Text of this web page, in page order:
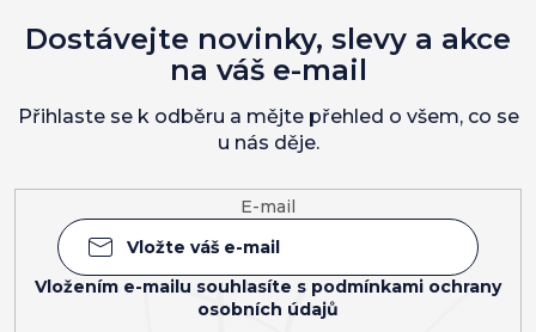
E-mail
Vložením e-mailu souhlasíte s podmínkami ochrany
osobních údajů
Dostávejte novinky, slevy a akce
na váš e-mail
Přihlaste se k odběru a mějte přehled o všem, co se
u nás děje.